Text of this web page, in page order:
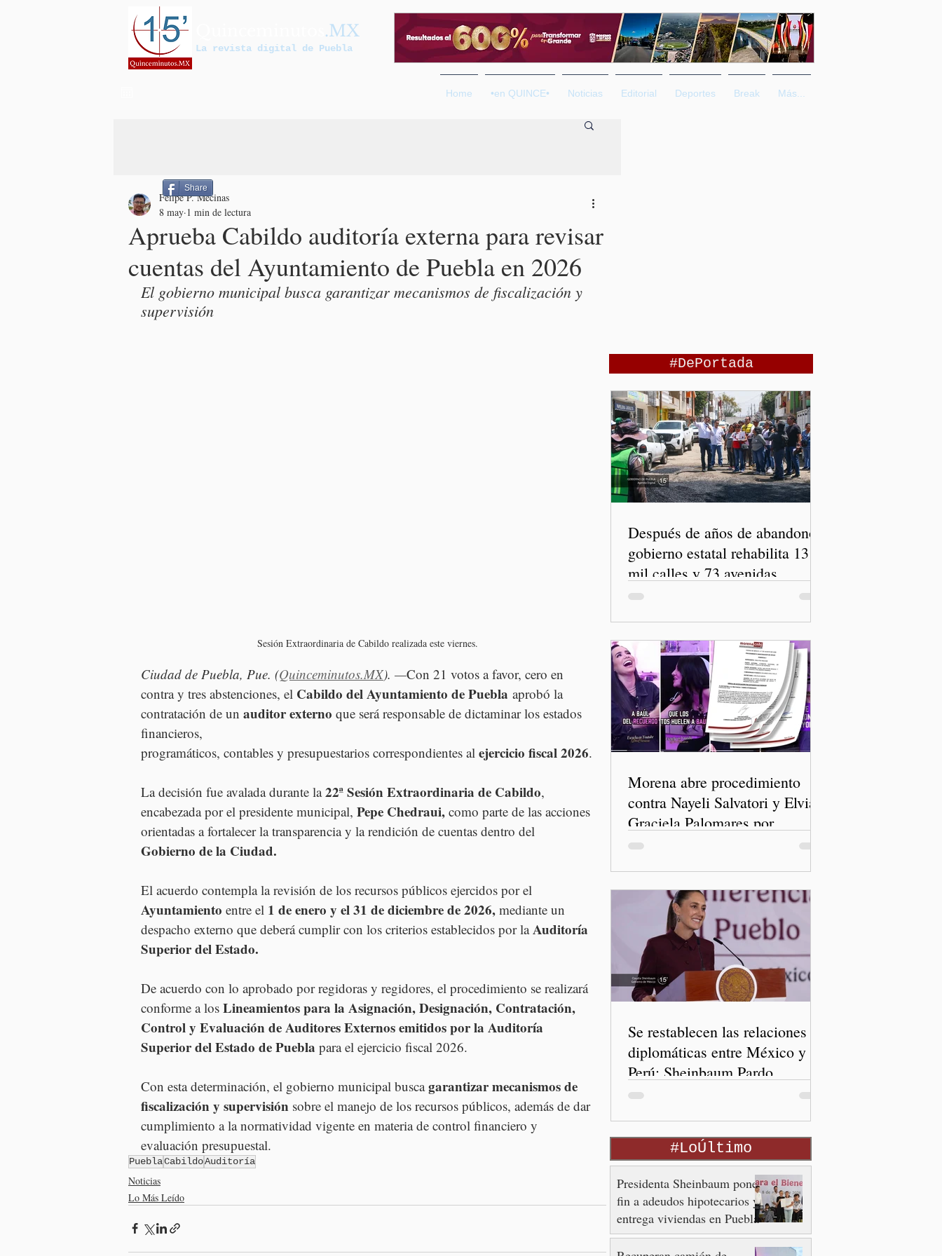
.MX
La revista digital de Puebla
Home •en QUINCE• Noticias Editorial Deportes Break Más...
Aprueba Cabildo auditoría externa para revisar
cuentas del Ayuntamiento de Puebla en 2026
Felipe P. Mecinas
8 may 1 min de lectura
El gobierno municipal busca garantizar mecanismos de fiscalización y
supervisión
Sesión Extraordinaria de Cabildo realizada este viernes.
Ciudad de Puebla, Pue. (Quinceminutos.MX). —Con 21 votos a favor, cero en
contra y tres abstenciones, el Cabildo del Ayuntamiento de Puebla aprobó la
contratación de un auditor externo que será responsable de dictaminar los estados
financieros,
programáticos, contables y presupuestarios correspondientes al ejercicio fiscal 2026.
La decisión fue avalada durante la 22ª Sesión Extraordinaria de Cabildo,
encabezada por el presidente municipal, Pepe Chedraui, como parte de las acciones
orientadas a fortalecer la transparencia y la rendición de cuentas dentro del
Gobierno de la Ciudad.
El acuerdo contempla la revisión de los recursos públicos ejercidos por el
Ayuntamiento entre el 1 de enero y el 31 de diciembre de 2026, mediante un
despacho externo que deberá cumplir con los criterios establecidos por la Auditoría
Superior del Estado.
De acuerdo con lo aprobado por regidoras y regidores, el procedimiento se realizará
conforme a los Lineamientos para la Asignación, Designación, Contratación,
Control y Evaluación de Auditores Externos emitidos por la Auditoría
Superior del Estado de Puebla para el ejercicio fiscal 2026.
Con esta determinación, el gobierno municipal busca garantizar mecanismos de
fiscalización y supervisión sobre el manejo de los recursos públicos, además de dar
cumplimiento a la normatividad vigente en materia de control financiero y
evaluación presupuestal.
PueblaCabildoAuditoría
Noticias
Lo Más Leído
Share
#DePortada
Después de años de abandono,
gobierno estatal rehabilita 13
mil calles y 73 avenidas
Morena abre procedimiento
contra Nayeli Salvatori y Elvia
Graciela Palomares por
discriminación y burlas
Se restablecen las relaciones
diplomáticas entre México y
Perú: Sheinbaum Pardo
#LoÚltimo
Presidenta Sheinbaum pone
fin a adeudos hipotecarios y
entrega viviendas en Puebla